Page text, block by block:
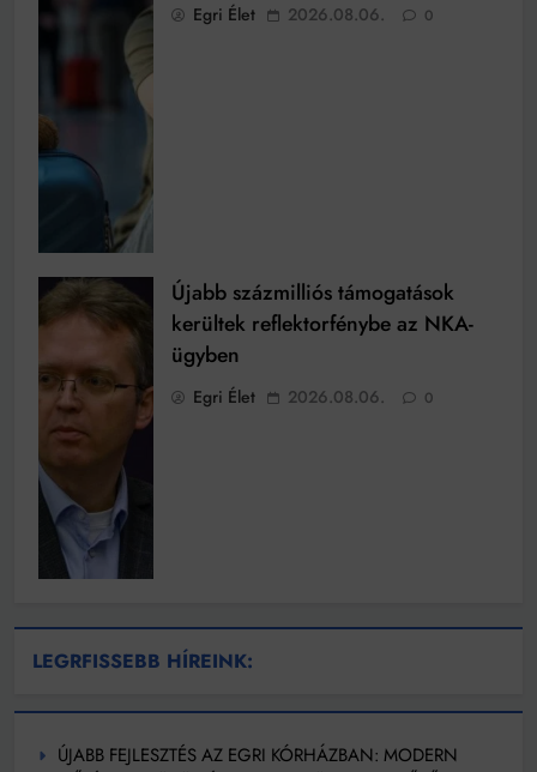
Egri Élet 2026.08.06. 0
Újabb százmilliós támogatások
kerültek reflektorfénybe az NKA-
ügyben
Egri Élet 2026.08.06. 0
LEGRFISSEBB HÍREINK:
ÚJABB FEJLESZTÉS AZ EGRI KÓRHÁZBAN: MODERN